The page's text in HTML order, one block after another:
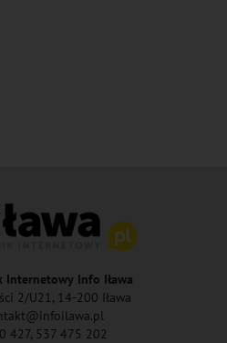
Internetowy Info Iława
2/U21, 14-200 Iława
427, 537 475 202